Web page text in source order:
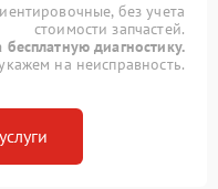
без учета
стоимости запчастей.
диагностику.
на неисправность.